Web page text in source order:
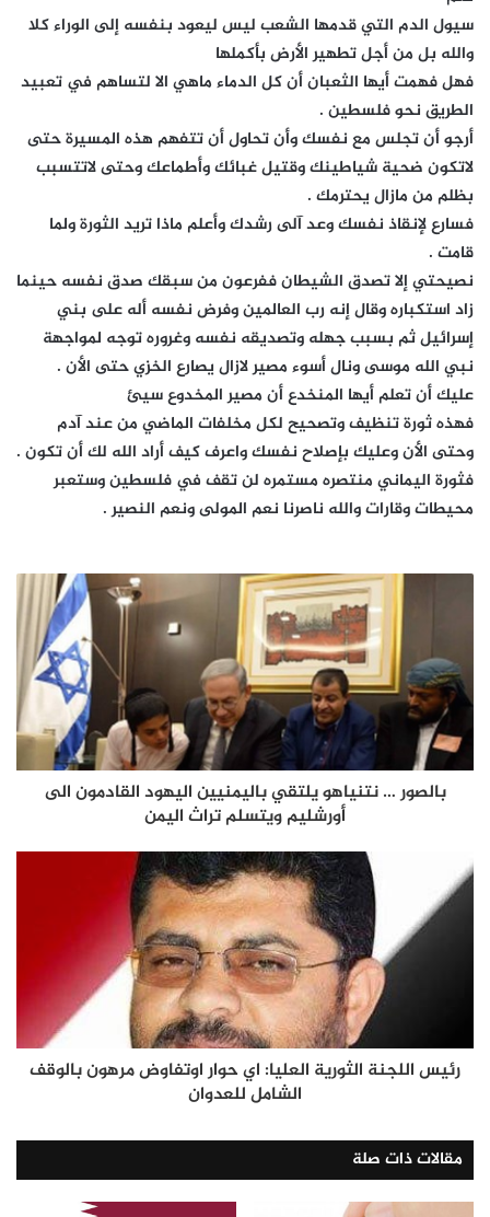
سيول الدم التي قدمها الشعب ليس ليعود بنفسه إلى الوراء كلا
والله بل من أجل تطهير الأرض بأكملها
فهل فهمت أيها الثعبان أن كل الدماء ماهي الا لتساهم في تعبيد
الطريق نحو فلسطين .
أرجو أن تجلس مع نفسك وأن تحاول أن تتفهم هذه المسيرة حتى
لاتكون ضحية شياطينك وقتيل غبائك وأطماعك وحتى لاتتسبب
بظلم من مازال يحترمك .
فسارع لإنقاذ نفسك وعد آلى رشدك وأعلم ماذا تريد الثورة ولما
قامت .
نصيحتي إلا تصدق الشيطان ففرعون من سبقك صدق نفسه حينما
زاد استكباره وقال إنه رب العالمين وفرض نفسه أله على بني
إسرائيل ثم بسبب جهله وتصديقه نفسه وغروره توجه لمواجهة
نبي الله موسى ونال أسوء مصير لازال يصارع الخزي حتى الأن .
عليك أن تعلم أيها المنخدع أن مصير المخدوع سيئ
فهذه ثورة تنظيف وتصحيح لكل مخلفات الماضي من عند آدم
وحتى الأن وعليك بإصلاح نفسك واعرف كيف أراد الله لك أن تكون .
فثورة اليماني منتصره مستمره لن تقف في فلسطين وستعبر
محيطات وقارات والله ناصرنا نعم المولى ونعم النصير .
بالصور … نتنياهو يلتقي باليمنيين اليهود القادمون الى
أورشليم ويتسلم تراث اليمن
رئيس اللجنة الثورية العليا: اي حوار اوتفاوض مرهون بالوقف
الشامل للعدوان
مقالات ذات صلة